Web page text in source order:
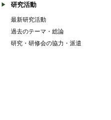
研究活動
最新研究活動
過去のテーマ・総論
研究・研修会の協力・派遣